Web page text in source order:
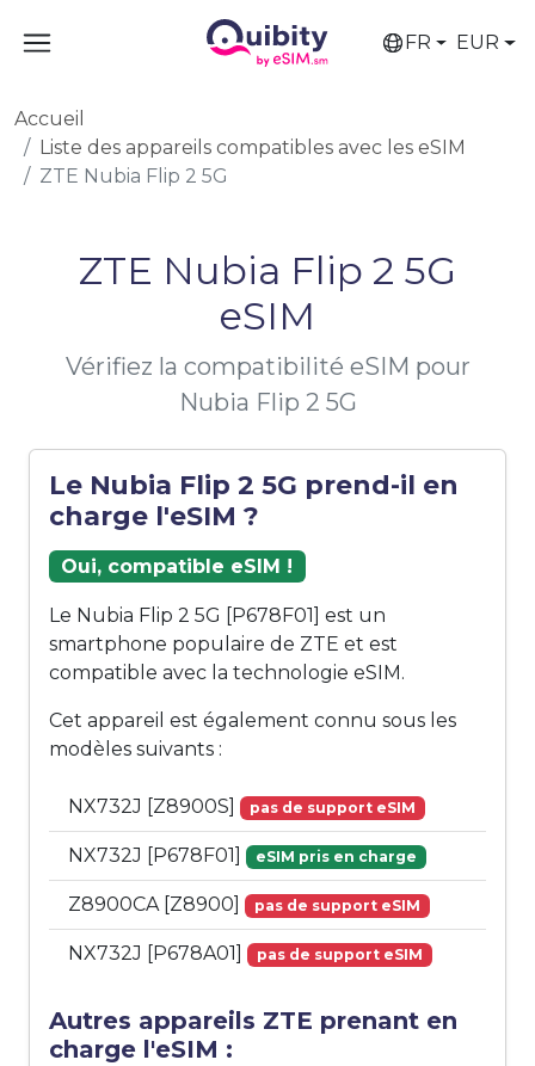
FR EUR
Accueil
Liste des appareils compatibles avec les eSIM
ZTE Nubia Flip 2 5G
ZTE Nubia Flip 2 5G
eSIM
Vérifiez la compatibilité eSIM pour
Nubia Flip 2 5G
Le Nubia Flip 2 5G prend-il en
charge l'eSIM ?
Oui, compatible eSIM !
Le Nubia Flip 2 5G [P678F01] est un
smartphone populaire de ZTE et est
compatible avec la technologie eSIM.
Cet appareil est également connu sous les
modèles suivants :
NX732J [Z8900S] pas de support eSIM
NX732J [P678F01] eSIM pris en charge
Z8900CA [Z8900] pas de support eSIM
NX732J [P678A01] pas de support eSIM
Autres appareils ZTE prenant en
charge l'eSIM :